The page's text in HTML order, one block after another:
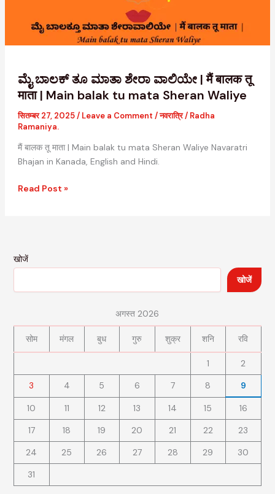
ಮೈ ಬಾಲಕ್ ತೂ ಮಾತಾ ಶೇರಾ ವಾಲಿಯೇ | मैं बालक तू
माता | Main balak tu mata Sheran Waliye
सितम्बर 27, 2025/ Leave a Comment /नवरात्रि/ Radha
Ramaniya.
मैं बालक तू माता | Main balak tu mata Sheran Waliye Navaratri
Bhajan in Kanada, English and Hindi.
बालक
तू
|
Main
balak
tu
mata
Sheran
Waliye
Read Post »
खोजें
खोजें
अगस्त 2026
सोम मंगल बुध गुरु शुक्र शनि रवि
1
2
3
4 5 6 7 8 9
10 11 12 13 14 15
16
17
18 19 20 21 22
23
24
25 26 27 28 29
30
31